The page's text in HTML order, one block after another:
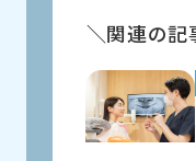
関連の記